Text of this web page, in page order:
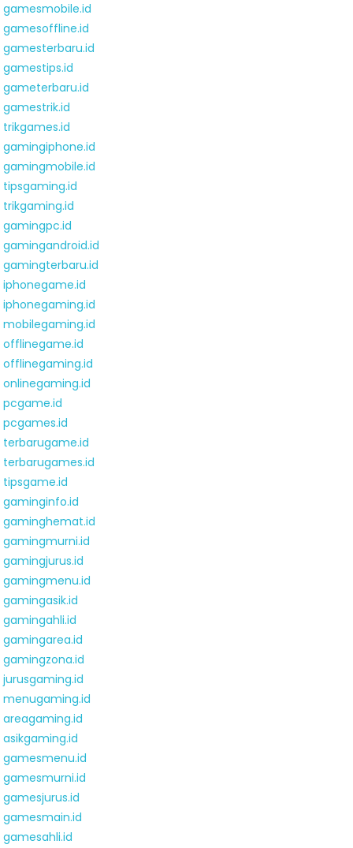
gamesmobile.id
gamesoffline.id
gamesterbaru.id
gamestips.id
gameterbaru.id
gamestrik.id
trikgames.id
gamingiphone.id
gamingmobile.id
tipsgaming.id
trikgaming.id
gamingpc.id
gamingandroid.id
gamingterbaru.id
iphonegame.id
iphonegaming.id
mobilegaming.id
offlinegame.id
offlinegaming.id
onlinegaming.id
pcgame.id
pcgames.id
terbarugame.id
terbarugames.id
tipsgame.id
gaminginfo.id
gaminghemat.id
gamingmurni.id
gamingjurus.id
gamingmenu.id
gamingasik.id
gamingahli.id
gamingarea.id
gamingzona.id
jurusgaming.id
menugaming.id
areagaming.id
asikgaming.id
gamesmenu.id
gamesmurni.id
gamesjurus.id
gamesmain.id
gamesahli.id